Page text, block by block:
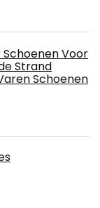
Schoenen Voor
Strand
Schoenen